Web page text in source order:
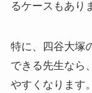
るケースもあり
特に、四谷大塚
できる先生なら
やすくなります。